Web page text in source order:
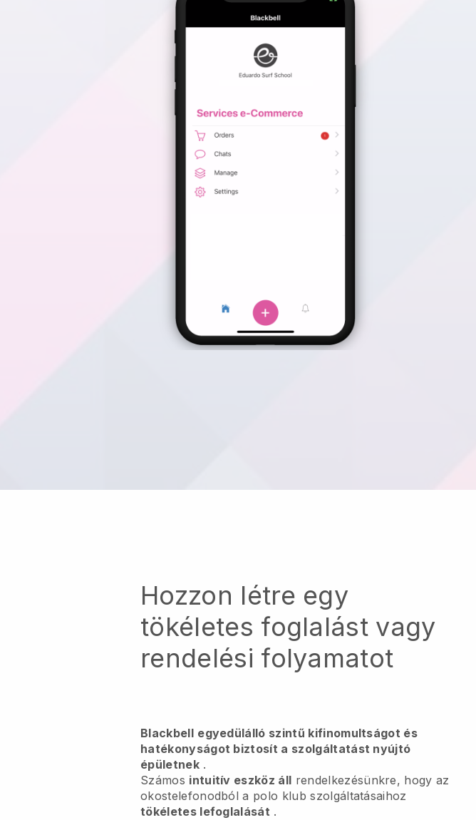
Hozzon létre egy
tökéletes foglalást vagy
rendelési folyamatot
Blackbell egyedülálló szintű kifinomultságot és
hatékonyságot biztosít a szolgáltatást nyújtó
épületnek.
Számos intuitív eszköz áll rendelkezésünkre, hogy az
okostelefonodbóla polo klub szolgáltatásaihoz
tökéletes lefoglalását .